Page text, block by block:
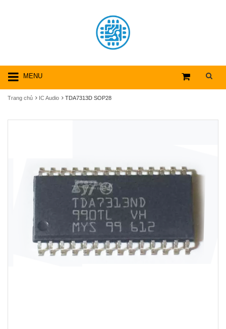
MENU
Trang chủ IC Audio TDA7313D SOP28